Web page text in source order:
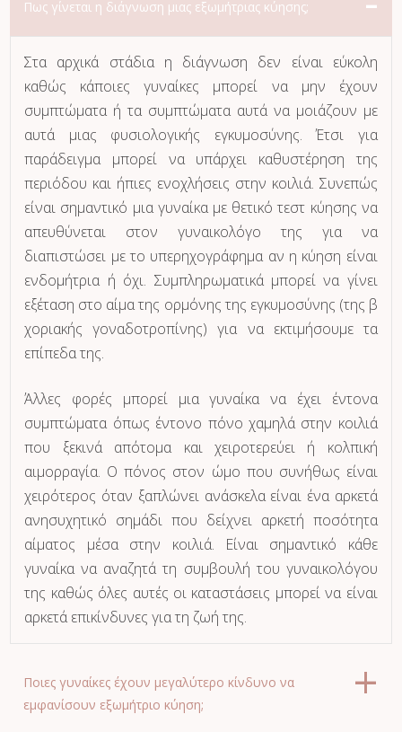
Πως γίνεται η διάγνωση μιας εξωμήτριας κύησης;
Στα αρχικά στάδια η διάγνωση δεν είναι εύκολη
καθώς κάποιες γυναίκες μπορεί να μην έχουν
συμπτώματα ή τα συμπτώματα αυτά να μοιάζουν με
αυτά μιας φυσιολογικής εγκυμοσύνης. Έτσι για
παράδειγμα μπορεί να υπάρχει καθυστέρηση της
περιόδου και ήπιες ενοχλήσεις στην κοιλιά. Συνεπώς
είναι σημαντικό μια γυναίκα με θετικό τεστ κύησης να
απευθύνεται στον γυναικολόγο της για να
διαπιστώσει με το υπερηχογράφημα αν η κύηση είναι
ενδομήτρια ή όχι. Συμπληρωματικά μπορεί να γίνει
εξέταση στο αίμα της ορμόνης της εγκυμοσύνης (της β
χοριακής γοναδοτροπίνης) για να εκτιμήσουμε τα
επίπεδα της.
Άλλες φορές μπορεί μια γυναίκα να έχει έντονα
συμπτώματα όπως έντονο πόνο χαμηλά στην κοιλιά
που ξεκινά απότομα και χειροτερεύει ή κολπική
αιμορραγία. Ο πόνος στον ώμο που συνήθως είναι
χειρότερος όταν ξαπλώνει ανάσκελα είναι ένα αρκετά
ανησυχητικό σημάδι που δείχνει αρκετή ποσότητα
αίματος μέσα στην κοιλιά. Είναι σημαντικό κάθε
γυναίκα να αναζητά τη συμβουλή του γυναικολόγου
της καθώς όλες αυτές οι καταστάσεις μπορεί να είναι
αρκετά επικίνδυνες για τη ζωή της.
Ποιες γυναίκες έχουν μεγαλύτερο κίνδυνο να
εμφανίσουν εξωμήτριο κύηση;